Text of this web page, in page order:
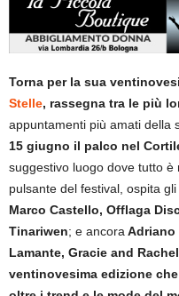
Torna per la sua
Stelle, rassegna tra le più
appuntamenti più amati della
15 giugno il palco nel
suggestivo luogo dove tutto
pulsante del festival, ospita
Marco Castello, Offlaga
Tinariwen; e ancoraAdriano
Lamante, Gracie and Rachel
ventinovesima edizione